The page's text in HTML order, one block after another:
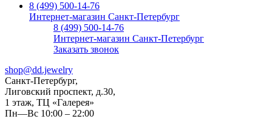
8 (499) 500-14-76
Интернет-магазин Санкт-Петербург
8 (499) 500-14-76
Интернет-магазин Санкт-Петербург
Заказать звонок
shop@dd.jewelry
Санкт-Петербург,
Лиговский проспект, д.30,
1 этаж, ТЦ «Галерея»
Пн—Вс 10:00 – 22:00